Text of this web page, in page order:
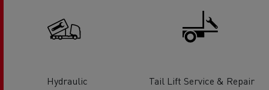
Hydraulic Tail Lift Service & Repair